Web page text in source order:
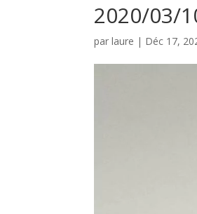
2020/03/
parlaure | Déc 17,